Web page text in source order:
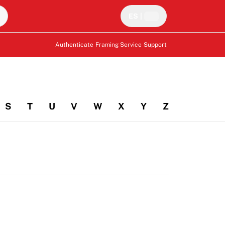
Authenticate Framing Service Support
S T U V W X Y Z